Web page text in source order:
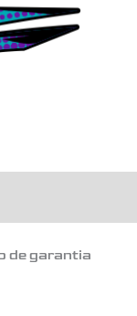
de garantia